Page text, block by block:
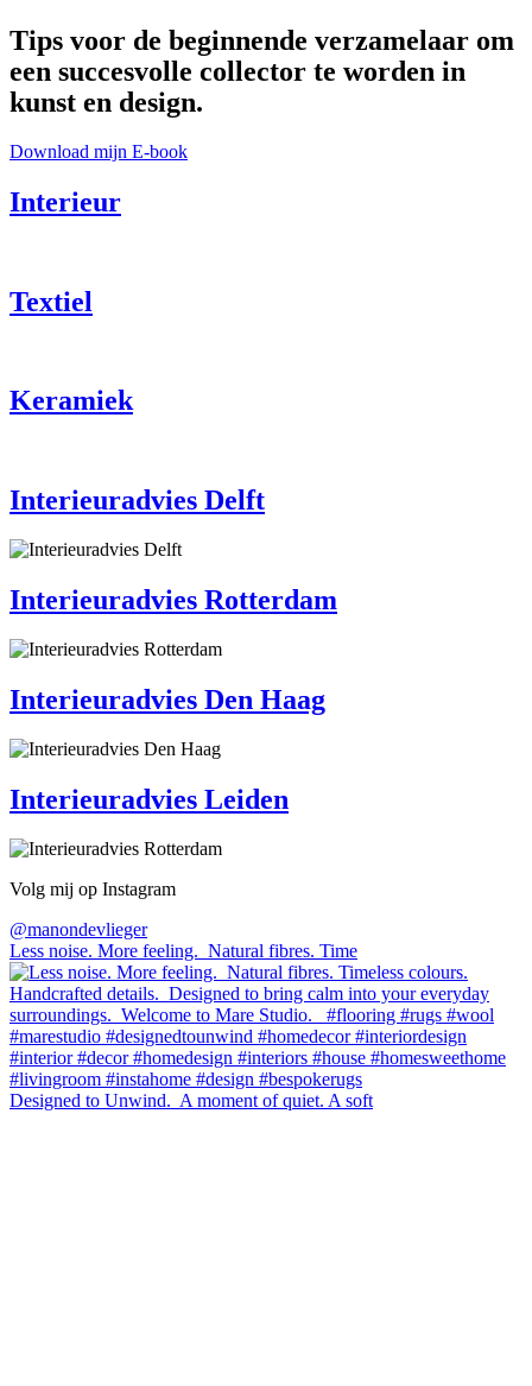
Tips voor de beginnende verzamelaar om
een succesvolle collector te worden in
kunst en design.
Download mijn E-book
Interieur
Textiel
Keramiek
Interieuradvies Delft
Interieuradvies Rotterdam
Interieuradvies Den Haag
Interieuradvies Leiden
Volg mij op Instagram
@manondevlieger
Less noise. More feeling.⁠ ⁠ Natural fibres.⁠ Time
Designed to Unwind.⁠ ⁠ A moment of quiet.⁠ A soft